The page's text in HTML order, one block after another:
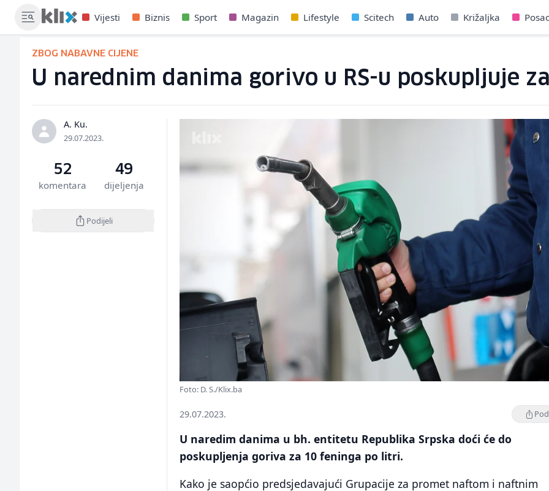
Vijesti Biznis Sport Magazin Lifestyle Scitech Auto Križaljka
ZBOG NABAVNE CIJENE
U narednim danima gorivo u RS-u poskupljuje
A. Ku.
29.07.2023.
52
komentara
49
dijeljenja
Podijeli
Foto: D. S./Klix.ba
29.07.2023.
U naredim danima u bh. entitetu Republika Srpska doći će do
poskupljenja goriva za 10 feninga po litri.
Kako je saopćio predsjedavajući Grupacije za promet naftom i naftnim